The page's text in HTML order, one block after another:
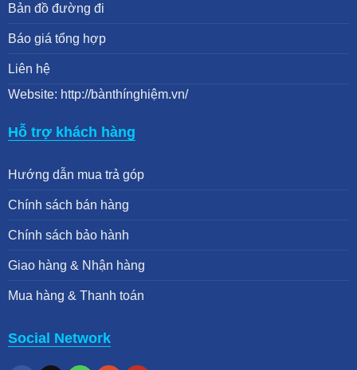
Bản đồ đường đi
Báo giá tổng hợp
Liên hệ
Website: http://bànthínghiệm.vn/
Hỗ trợ khách hàng
Hướng dẫn mua trả góp
Chính sách bán hàng
Chính sách bảo hành
Giao hàng & Nhận hàng
Mua hàng & Thanh toán
Social Network